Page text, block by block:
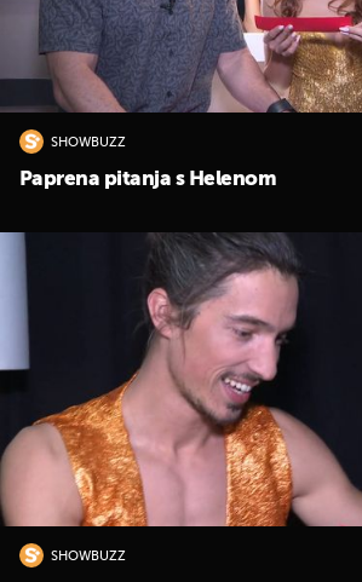
SHOWBUZZ
Paprena pitanja s Helenom
SHOWBUZZ